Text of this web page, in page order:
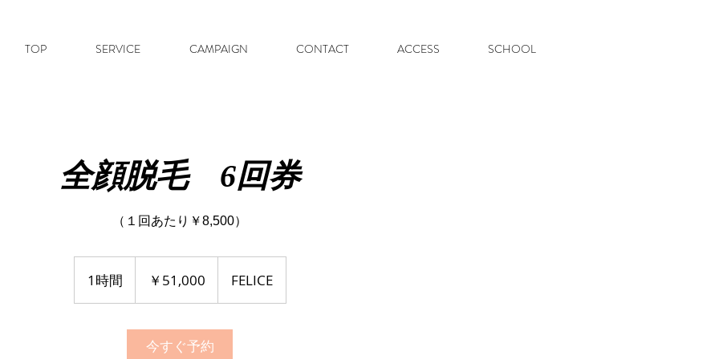
TOP SERVICE CAMPAIGN CONTACT ACCESS SCHOOL
全顔脱毛 6回券
（１回あたり￥8,500）
1時間
時
￥51,000 FELICE
今すぐ予約